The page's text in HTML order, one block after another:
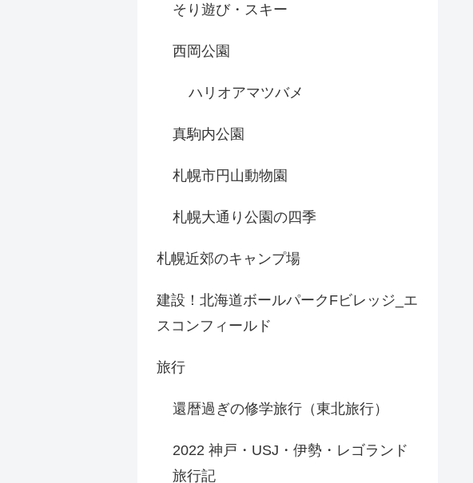
そり遊び・スキー
西岡公園
ハリオアマツバメ
真駒内公園
札幌市円山動物園
札幌大通り公園の四季
札幌近郊のキャンプ場
建設！北海道ボールパークFビレッジ_エ
スコンフィールド
旅行
還暦過ぎの修学旅行（東北旅行）
2022 神戸・USJ・伊勢・レゴランド
旅行記